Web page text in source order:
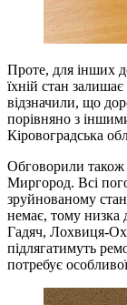
Проте, для інших
їхній стан
відзначили, що
порівняно з
Кіровоградська
Обговорили також
Миргород. Всі
зруйнованому
немає, тому низка
Гадяч, Лохвиця-
підлягатимуть
потребує